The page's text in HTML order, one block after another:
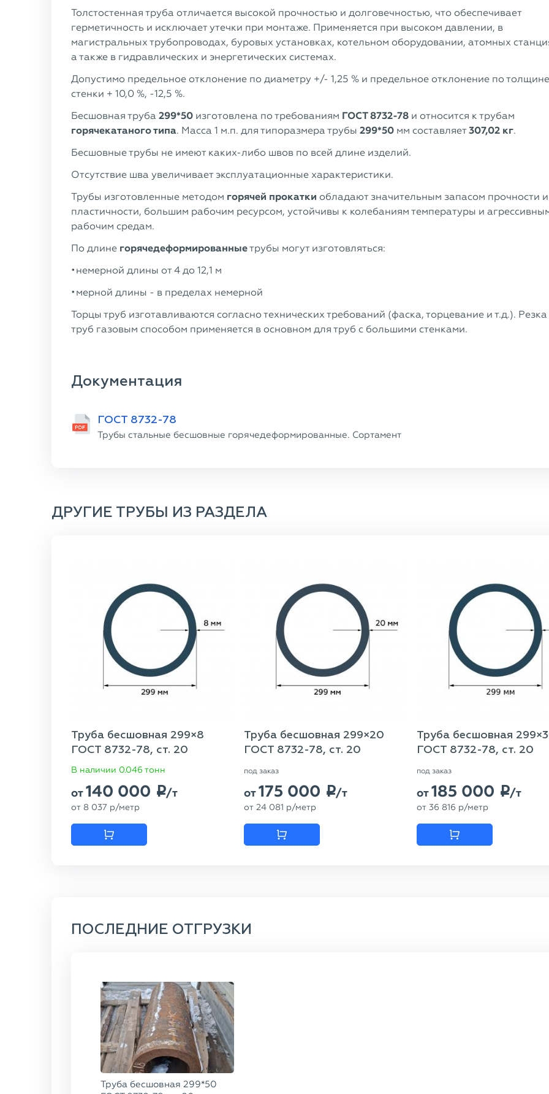
Толстостенная труба отличается высокой прочностью и долговечностью, что обеспечивает
герметичность и исключает утечки при монтаже. Применяется при высоком давлении, в
магистральных трубопроводах, буровых установках, котельном оборудовании, атомных
а также в гидравлических и энергетических системах.
Допустимо предельное отклонение по диаметру +/- 1,25 % и предельное отклонение по толщине
стенки + 10,0 %, -12,5 %.
Бесшовная труба 299*50 изготовлена по требованиям ГОСТ 8732-78 и относится к трубам
горячекатаного типа. Масса 1 м.п. для типоразмера трубы 299*50 мм составляет307,02 кг.
Бесшовные трубы не имеют каких-либо швов по всей длине изделий.
Отсутствие шва увеличивает эксплуатационные характеристики.
Трубы изготовленные методом горячей прокатки обладают значительным запасом прочности и
пластичности, большим рабочим ресурсом, устойчивы к колебаниям температуры и
рабочим средам.
По длине горячедеформированныетрубы могут изготовляться:
немерной длины от 4 до 12,1 м
мерной длины - в пределах немерной
Торцы труб изготавливаются согласно технических требований (фаска, торцевание и т.д.). Резка
труб газовым способом применяется в основном для труб с большими стенками.
Документация
ГОСТ 8732-78
Трубы стальные бесшовные горячедеформированные. Сортамент
ДРУГИЕ ТРУБЫ ИЗ РАЗДЕЛА
Труба бесшовная 299×8
ГОСТ 8732-78, ст. 20
В наличии 0.046 тонн
от140 000 p/т
от 8 037 p/метр
Труба бесшовная 299×20
ГОСТ 8732-78, ст. 20
под заказ
от175 000 p/т
от 24 081 p/метр
Труба бесшовная
ГОСТ 8732-78, ст. 20
под заказ
от185 000 p/т
от 36 816 p/метр
ПОСЛЕДНИЕ ОТГРУЗКИ
Труба бесшовная 299*50